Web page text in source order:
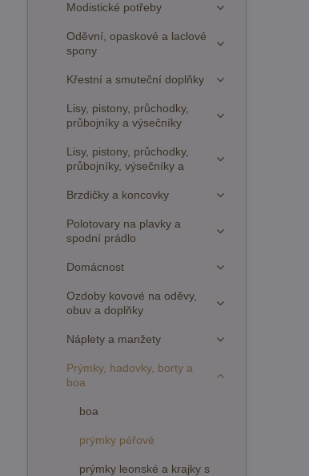
Modistické potřeby
Oděvní, opaskové a laclové
spony
Křestní a smuteční doplňky
Lisy, pistony, průchodky,
průbojníky a výsečníky
Lisy, pistony, průchodky,
průbojníky, výsečníky a
Brzdičky a koncovky
Polotovary na plavky a
spodní prádlo
Domácnost
Ozdoby kovové na oděvy,
obuv a doplňky
Náplety a manžety
Prýmky, hadovky, borty a
boa
boa
prýmky péřové
prýmky leonské a krajky s